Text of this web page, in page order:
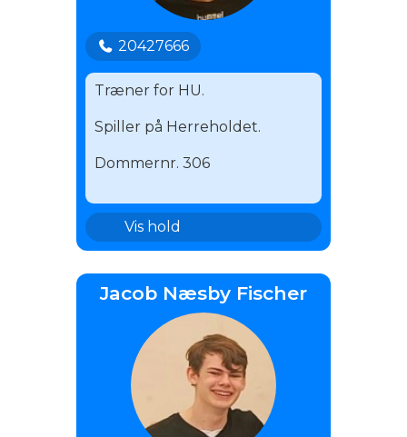
20427666
Træner for HU.
Spiller på Herreholdet.
Dommernr. 306
Vis hold
1.H
Jacob Næsby Fischer